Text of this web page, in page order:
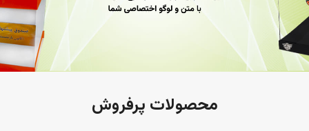
محصولات پرفروش